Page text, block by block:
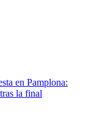
en Pamplona:
la final